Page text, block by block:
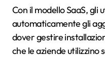
Con il modello SaaS, gli
automaticamente gli
dover gestire
che le aziende utilizzino